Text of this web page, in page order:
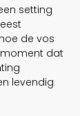
setting
de vos
moment dat
levendig